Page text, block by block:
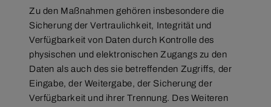
Zu den Maßnahmen gehören insbesondere die
Sicherung der Vertraulichkeit, Integrität und
Verfügbarkeit von Daten durch Kontrolle des
physischen und elektronischen Zugangs zu den
Daten als auch des sie betreffenden Zugriffs, der
Eingabe, der Weitergabe, der Sicherung der
Verfügbarkeit und ihrer Trennung. Des Weiteren